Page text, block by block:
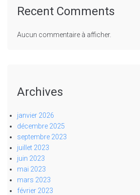
Recent Comments
Aucun commentaire à afficher.
Archives
janvier 2026
décembre 2025
septembre 2023
juillet 2023
juin 2023
mai 2023
mars 2023
février 2023